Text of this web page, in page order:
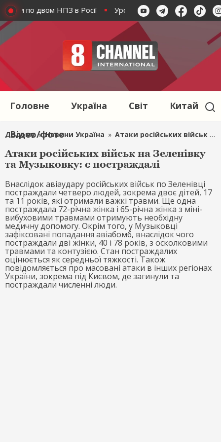
по двом НПЗ в Росії Уроки агресії японського
Головне Україна Світ Китай
Відео/фото
Додому » Новини Україна » Атаки російських військ на Зеленівку та Музыковку: є постраждалі
Атаки російських військ на Зеленівку
та Музыковку: є постраждалі
Внаслідок авіаудару російських військ по Зеленівці
постраждали четверо людей, зокрема двоє дітей, 17
та 11 років, які отримали важкі травми. Ще одна
постраждала 72-річна жінка і 65-річна жінка з міні-
вибуховими травмами отримують необхідну
медичну допомогу. Окрім того, у Музыковці
зафіксовані попадання авіабомб, внаслідок чого
постраждали дві жінки, 40 і 78 років, з осколковими
травмами та контузією. Стан постраждалих
оцінюється як середньої тяжкості. Також
повідомляється про масовані атаки в інших регіонах
України, зокрема під Києвом, де загинули та
постраждали численні люди.